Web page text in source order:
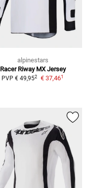
alpinestars
Racer Riway MX Jersey
PVP € 49,952 € 37,461